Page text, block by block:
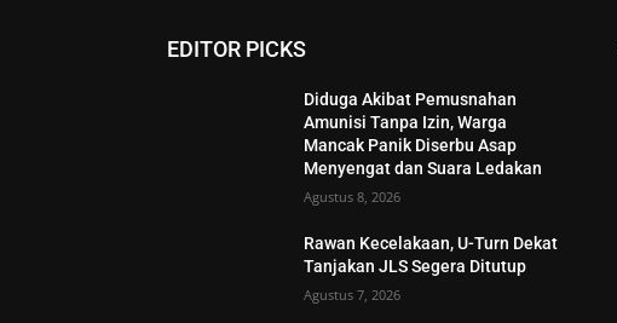
EDITOR PICKS
Diduga Akibat Pemusnahan
Amunisi Tanpa Izin, Warga
Mancak Panik Diserbu Asap
Menyengat dan Suara Ledakan
Agustus 8, 2026
Rawan Kecelakaan, U-Turn Dekat
Tanjakan JLS Segera Ditutup
Agustus 7, 2026